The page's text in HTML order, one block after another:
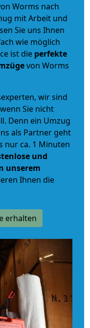
Worms nach
mit Arbeit und
Sie uns Ihnen
wie möglich
ist die perfekte
von Worms
wir sind
Sie nicht
Denn ein Umzug
als Partner geht
nur ca. 1 Minuten
und
unserem
Ihnen die
erhalten